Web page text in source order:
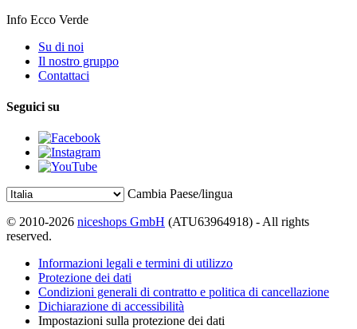
Info Ecco Verde
Su di noi
Il nostro gruppo
Contattaci
Seguici su
Cambia Paese/lingua
© 2010-2026 niceshops GmbH (ATU63964918) - All rights
reserved.
Informazioni legali e termini di utilizzo
Protezione dei dati
Condizioni generali di contratto e politica di cancellazione
Dichiarazione di accessibilità
Impostazioni sulla protezione dei dati